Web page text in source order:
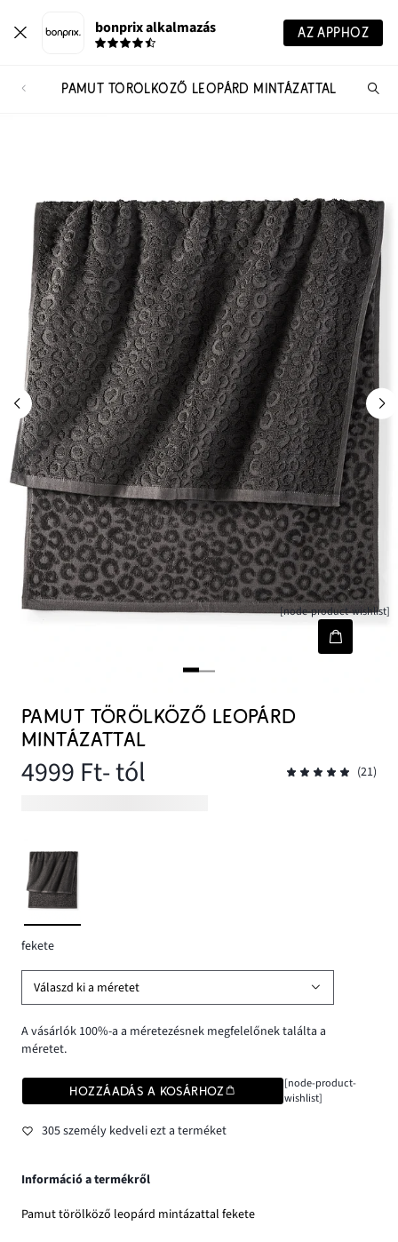
bonprix alkalmazás AZ APPHOZ
PAMUT TÖRÖLKÖZŐ LEOPÁRD MINTÁZATTAL
[node-product-wishlist]
PAMUT TÖRÖLKÖZŐ LEOPÁRD
MINTÁZATTAL
4999 Ft- tól (21)
fekete
Válaszd ki a méretet
A vásárlók 100%-a a méretezésnek megfelelőnek találta a
méretet.
HOZZÁADÁS A KOSÁRHOZ
[node-product-
wishlist]
305 személy kedveli ezt a terméket
Információ a termékről
Pamut törölköző leopárd mintázattal fekete